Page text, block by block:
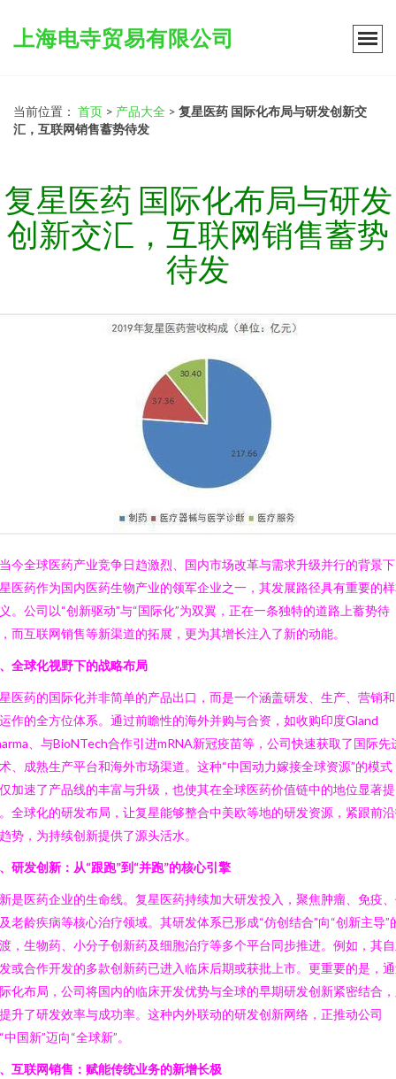
上海电寺贸易有限公司
当前位置： 首页 > 产品大全 > 复星医药 国际化布局与研发创新交
汇，互联网销售蓄势待发
复星医药 国际化布局与研发
创新交汇，互联网销售蓄势
待发
今全球医药产业竞争日趋激烈、国内市场改革与需求升级并行的背景
医药作为国内医药生物产业的领军企业之一，其发展路径具有重要的
。公司以“创新驱动”与“国际化”为双翼，正在一条独特的道路上蓄势待
而互联网销售等新渠道的拓展，更为其增长注入了新的动能。
全球化视野下的战略布局
医药的国际化并非简单的产品出口，而是一个涵盖研发、生产、营销
作的全方位体系。通过前瞻性的海外并购与合资，如收购印度Gland
、与BioNTech合作引进mRNA新冠疫苗等，公司快速获取了国际先
、成熟生产平台和海外市场渠道。这种“中国动力嫁接全球资源”的模式
加速了产品线的丰富与升级，也使其在全球医药价值链中的地位显著提
全球化的研发布局，让复星能够整合中美欧等地的研发资源，紧跟前
势，为持续创新提供了源头活水。
研发创新：从“跟跑”到“并跑”的核心引擎
是医药企业的生命线。复星医药持续加大研发投入，聚焦肿瘤、免疫
老龄疾病等核心治疗领域。其研发体系已形成“仿创结合”向“创新主导”
，生物药、小分子创新药及细胞治疗等多个平台同步推进。例如，其
或合作开发的多款创新药已进入临床后期或获批上市。更重要的是，
化布局，公司将国内的临床开发优势与全球的早期研发创新紧密结合
升了研发效率与成功率。这种内外联动的研发创新网络，正推动公司
中国新”迈向“全球新”。
互联网销售：赋能传统业务的新增长极